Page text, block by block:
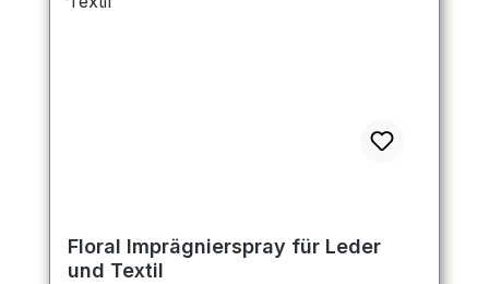
Floral Imprägnierspray für Leder
und Textil